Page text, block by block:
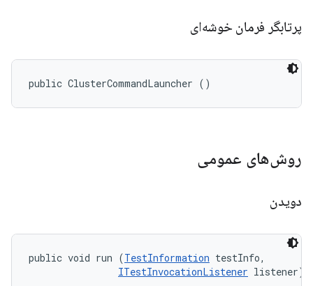
پرتابگر فرمان خوشه‌ای
public ClusterCommandLauncher ()
روش‌های عمومی
دویدن
public void run (TestInformation testInfo,
ITestInvocationListener listener)